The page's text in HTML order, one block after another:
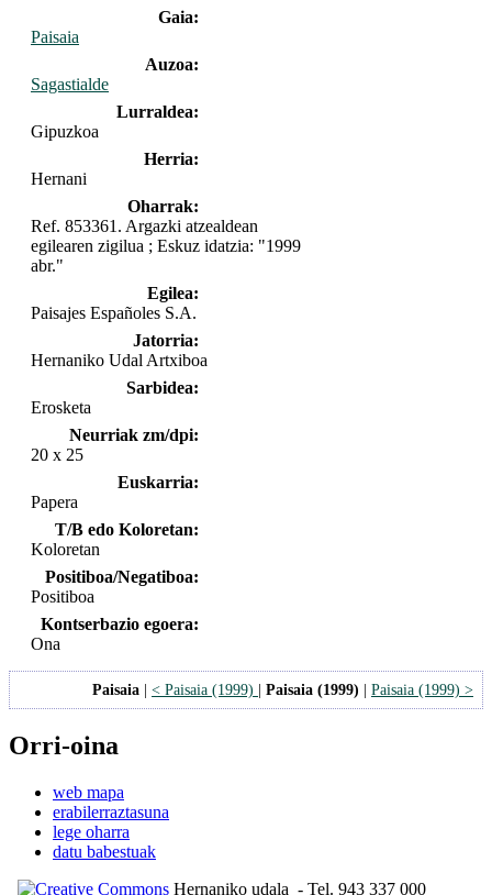
Gaia:
Paisaia
Auzoa:
Sagastialde
Lurraldea:
Gipuzkoa
Herria:
Hernani
Oharrak:
Ref. 853361. Argazki atzealdean
egilearen zigilua ; Eskuz idatzia: "1999
abr."
Egilea:
Paisajes Españoles S.A.
Jatorria:
Hernaniko Udal Artxiboa
Sarbidea:
Erosketa
Neurriak zm/dpi:
20 x 25
Euskarria:
Papera
T/B edo Koloretan:
Koloretan
Positiboa/Negatiboa:
Positiboa
Kontserbazio egoera:
Ona
Paisaia | < Paisaia (1999) | Paisaia (1999) | Paisaia (1999) >
Orri-oina
web mapa
erabilerraztasuna
lege oharra
datu babestuak
Hernaniko udala - Tel. 943 337 000